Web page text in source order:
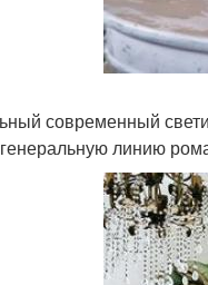
современный
линию